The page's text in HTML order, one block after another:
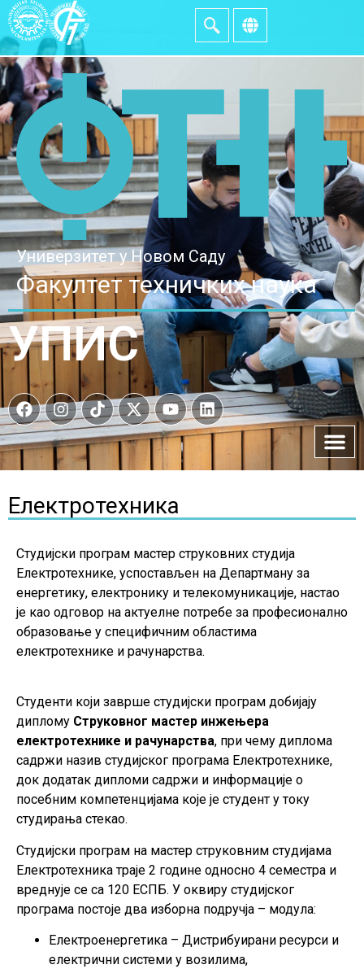
Универзитет у Новом Саду
Факултет техничких наука
УПИС
Електротехника
Студијски програм мастер струковних студија
Електротехнике, успостављен на Департману за
енергетику, електронику и телекомуникације, настао
је као одговор на актуелне потребе за професионално
образовање у специфичним областима
електротехнике и рачунарства.
Студенти који заврше студијски програм добијају
диплому Струковног мастер инжењера
електротехнике и рачунарства, при чему диплома
садржи назив студијског програма Електротехнике,
док додатак дипломи садржи и информације о
посебним компетенцијама које је студент у току
студирања стекао.
Студијски програм на мастер струковним студијама
Електротехника траје 2 године односно 4 семестра и
вреднује се са 120 ЕСПБ. У оквиру студијског
програма постоје два изборна подручја – модула:
Електроенергетика – Дистрибуирани ресурси и
електрични системи у возилима,